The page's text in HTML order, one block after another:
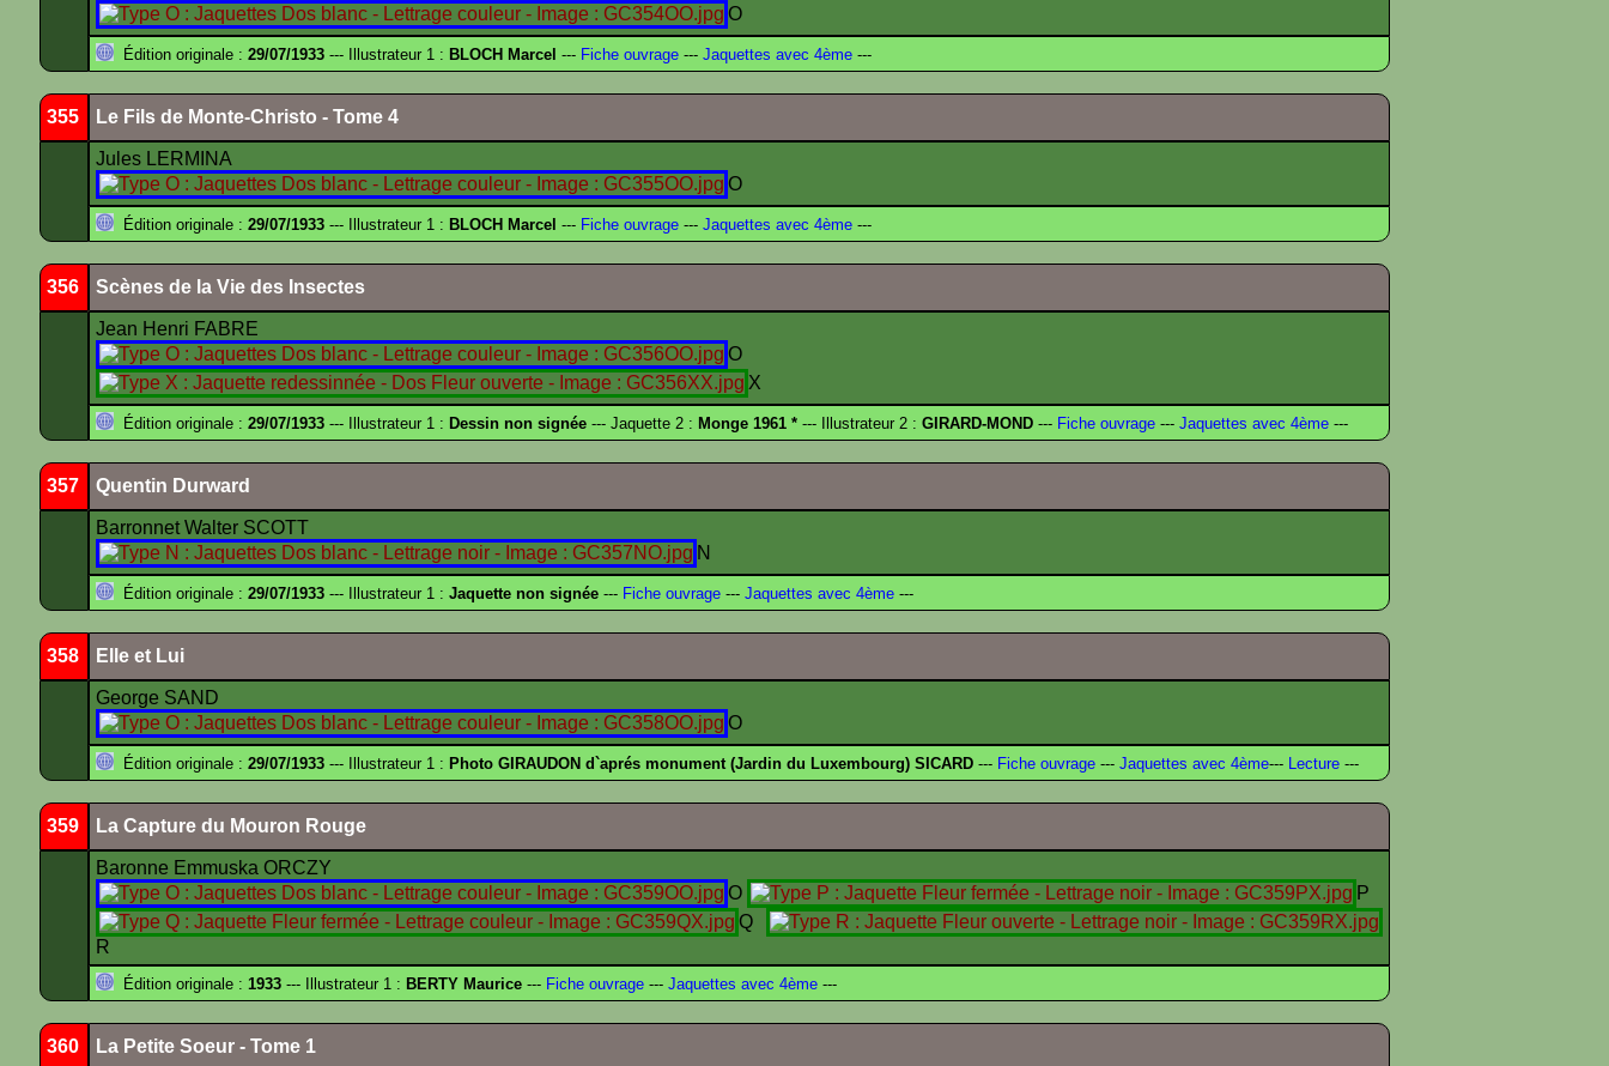
O
Édition originale : 29/07/1933 --- Illustrateur 1 : BLOCH Marcel --- Fiche ouvrage --- Jaquettes avec 4ème ---
355 Le Fils de Monte-Christo - Tome 4
Jules LERMINA
O
Édition originale : 29/07/1933 --- Illustrateur 1 : BLOCH Marcel --- Fiche ouvrage --- Jaquettes avec 4ème ---
356 Scènes de la Vie des Insectes
Jean Henri FABRE
O
X
Édition originale : 29/07/1933 --- Illustrateur 1 : Dessin non signée --- Jaquette 2 : Monge 1961 * --- Illustrateur 2 : GIRARD-MOND --- Fiche ouvrage --- Jaquettes avec 4ème ---
357 Quentin Durward
Barronnet Walter SCOTT
N
Édition originale : 29/07/1933 --- Illustrateur 1 : Jaquette non signée --- Fiche ouvrage --- Jaquettes avec 4ème ---
358 Elle et Lui
George SAND
O
Édition originale : 29/07/1933 --- Illustrateur 1 : Photo GIRAUDON d`aprés monument (Jardin du Luxembourg) SICARD --- Fiche ouvrage --- Jaquettes avec 4ème--- Lecture ---
359 La Capture du Mouron Rouge
Baronne Emmuska ORCZY
O
P
Q
R
Édition originale : 1933 --- Illustrateur 1 : BERTY Maurice --- Fiche ouvrage --- Jaquettes avec 4ème ---
360 La Petite Soeur - Tome 1